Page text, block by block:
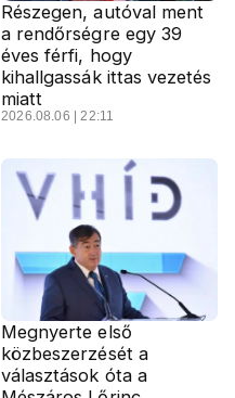
Részegen, autóval ment
a rendőrségre egy 39
éves férfi, hogy
kihallgassák ittas vezetés
miatt
2026.08.06 | 22:11
Megnyerte első
közbeszerzését a
választások óta a